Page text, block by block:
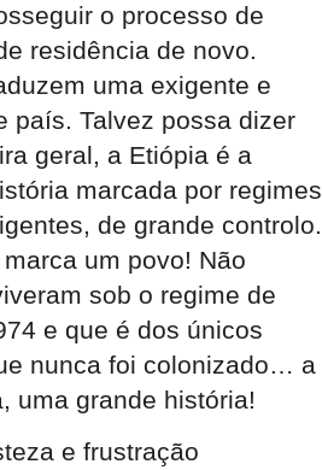
o processo de
residência de novo.
uma exigente e
país. Talvez possa dizer
geral, a Etiópia é a
marcada por regimes
de grande controlo.
um povo! Não
sob o regime de
e que é dos únicos
nunca foi colonizado… a
uma grande história!
e frustração